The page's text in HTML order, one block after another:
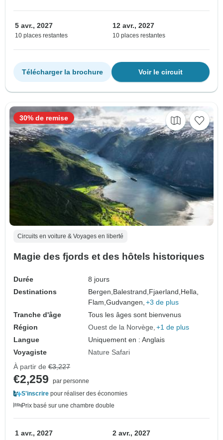
5 avr., 2027
10 places restantes
12 avr., 2027
10 places restantes
Voir le circuit
Télécharger la brochure
Circuits en voiture & Voyages en liberté
Magie des fjords et des hôtels historiques
Durée
8 jours
Destinations
Bergen, Balestrand, Fjaerland, Hella,
Flam,Gudvangen, +3 de plus
Tranche d'âge
Tous les âges sont bienvenus
Région
Ouest de la Norvège +1 de plus
Langue
Uniquement en : Anglais
Voyagiste
Nature Safari
30% de remise
À partir de €3,227
€2,259
par personne
S'inscrire pour réaliser des économies
Prix basé sur une chambre double
1 avr., 2027 2 avr., 2027